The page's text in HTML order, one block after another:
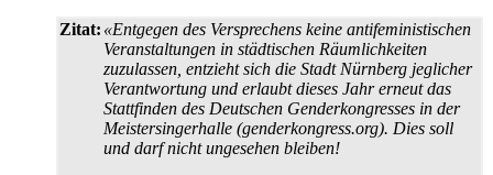
Zitat: «Entgegen des Versprechens keine antifeministischen
Veranstaltungen in städtischen Räumlichkeiten
zuzulassen, entzieht sich die Stadt Nürnberg jeglicher
Verantwortung und erlaubt dieses Jahr erneut das
Stattfinden des Deutschen Gender­kongresses in der
Meister­singer­halle (genderkongress.org). Dies soll
und darf nicht ungesehen bleiben!